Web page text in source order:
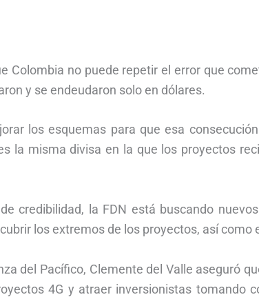
Colombia no puede repetir el error que
y se endeudaron solo en dólares.
los esquemas para que esa
la misma divisa en la que los proyectos
credibilidad, la FDN está buscando
los extremos de los proyectos, así como
del Pacífico, Clemente del Valle aseguró
4G y atraer inversionistas tomando